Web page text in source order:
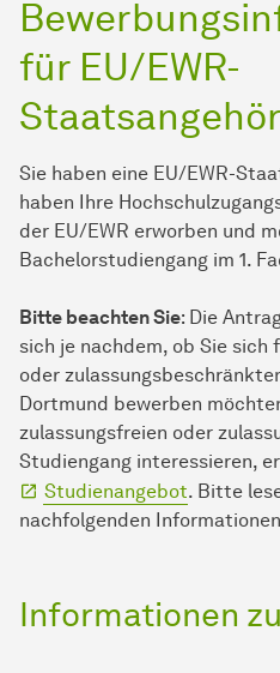
für EU/EWR-
Sie haben eine EU/EWR-
haben Ihre
der EU/EWR erworben und
Bachelorstudiengang im 1.
Bitte beachten Sie: Die
sich je nachdem, ob Sie sich
oder
Dort­mund bewerben
zulassungsfreien oder
Studiengang interessieren,
Studienangebot. Bitte
nachfolgenden
Informationen